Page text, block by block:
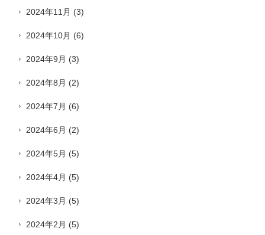
2024年11月 (3)
2024年10月 (6)
2024年9月 (3)
2024年8月 (2)
2024年7月 (6)
2024年6月 (2)
2024年5月 (5)
2024年4月 (5)
2024年3月 (5)
2024年2月 (5)